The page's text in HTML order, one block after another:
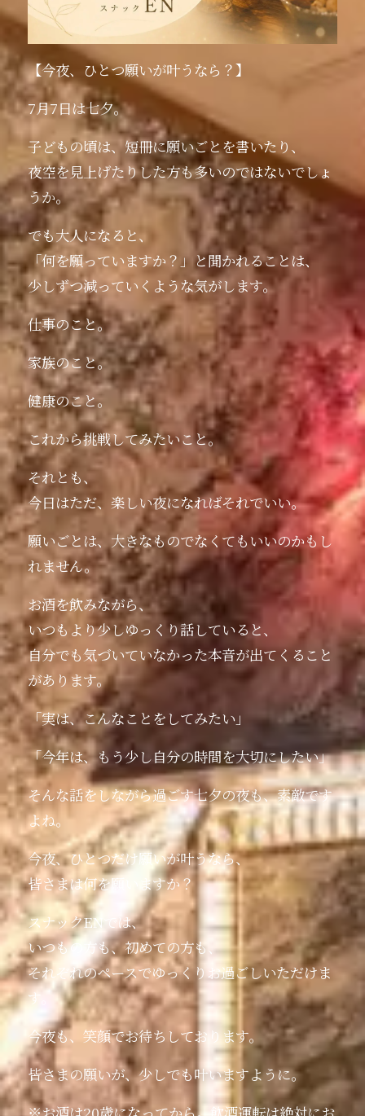
【今夜、ひとつ願いが叶うなら？】
7月7日は七夕。
子どもの頃は、短冊に願いごとを書いたり、
夜空を見上げたりした方も多いのではないでしょ
うか。
でも大人になると、
「何を願っていますか？」と聞かれることは、
少しずつ減っていくような気がします。
仕事のこと。
家族のこと。
健康のこと。
これから挑戦してみたいこと。
それとも、
今日はただ、楽しい夜になればそれでいい。
願いごとは、大きなものでなくてもいいのかもし
れません。
お酒を飲みながら、
いつもより少しゆっくり話していると、
自分でも気づいていなかった本音が出てくること
があります。
「実は、こんなことをしてみたい」
「今年は、もう少し自分の時間を大切にしたい」
そんな話をしながら過ごす七夕の夜も、素敵です
よね。
今夜、ひとつだけ願いが叶うなら、
皆さまは何を願いますか？
スナックENでは、
いつもの方も、初めての方も、
それぞれのペースでゆっくりお過ごしいただけま
す。
今夜も、笑顔でお待ちしております。
皆さまの願いが、少しでも叶いますように。